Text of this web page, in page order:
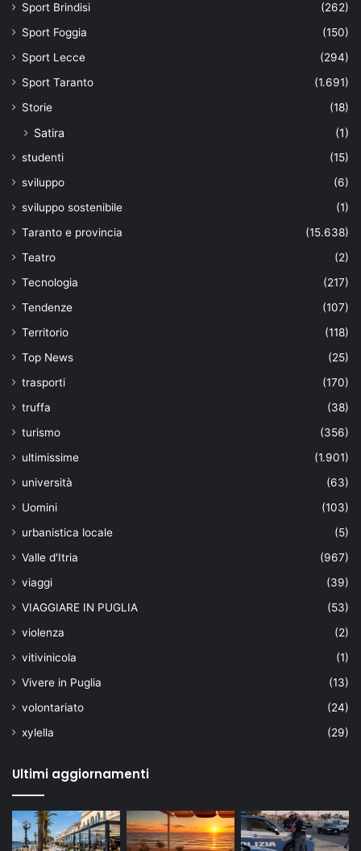
Sport Brindisi
(262)
Sport Foggia
(150)
Sport Lecce
(294)
Sport Taranto
(1.691)
Storie
(18)
Satira (1)
studenti
(15)
sviluppo
(6)
sviluppo sostenibile
(1)
Taranto e provincia
(15.638)
Teatro
(2)
Tecnologia
(217)
Tendenze
(107)
Territorio
(118)
Top News
(25)
trasporti
(170)
truffa
(38)
turismo
(356)
ultimissime
(1.901)
università
(63)
Uomini
(103)
urbanistica locale
(5)
Valle d'Itria
(967)
viaggi
(39)
VIAGGIARE IN PUGLIA
(53)
violenza
(2)
vitivinicola
(1)
Vivere in Puglia
(13)
volontariato
(24)
xylella
(29)
Ultimi aggiornamenti